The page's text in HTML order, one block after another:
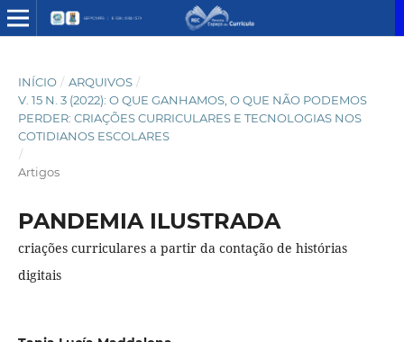
INÍCIO / ARQUIVOS /
V. 15 N. 3 (2022): O QUE GANHAMOS, O QUE NÃO PODEMOS
PERDER: CRIAÇÕES CURRICULARES E TECNOLOGIAS NOS
COTIDIANOS ESCOLARES
/
Artigos
PANDEMIA ILUSTRADA
criações curriculares a partir da contação de histórias
digitais